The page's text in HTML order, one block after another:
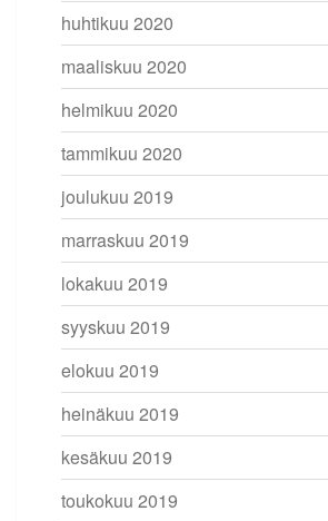
huhtikuu 2020
maaliskuu 2020
helmikuu 2020
tammikuu 2020
joulukuu 2019
marraskuu 2019
lokakuu 2019
syyskuu 2019
elokuu 2019
heinäkuu 2019
kesäkuu 2019
toukokuu 2019